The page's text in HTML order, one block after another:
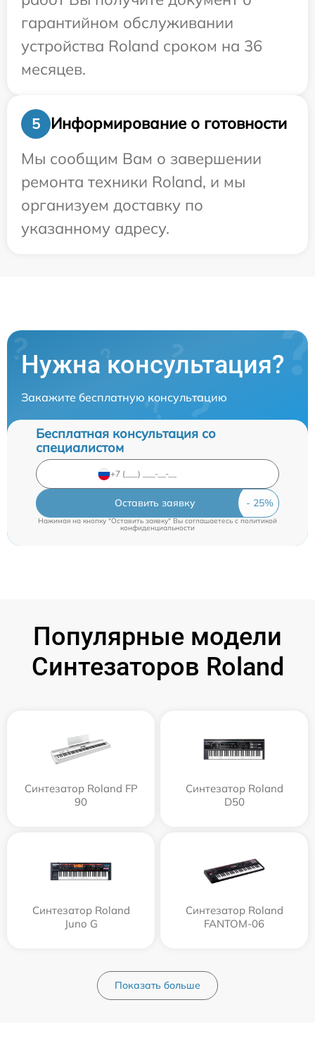
гарантийном обслуживании
устройства Roland сроком на 36
месяцев.
5
Информирование о готовности
Мы сообщим Вам о завершении
ремонта техники Roland, и мы
организуем доставку по
указанному адресу.
Нужна консультация?
Закажите бесплатную консультацию
Бесплатная консультация со
специалистом
Оставить заявку
Нажимая на кнопку "Оставить заявку" Вы соглашаетесь cполитикой
конфиденциальности
Популярные модели
Синтезаторов Roland
Синтезатор Roland FP
90
Синтезатор Roland
D50
Синтезатор Roland
Juno G
Синтезатор Roland
FANTOM-06
Показать больше